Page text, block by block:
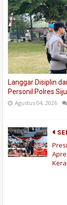
Langgar Disiplin
Personil Polres
Agustus 04, 2026